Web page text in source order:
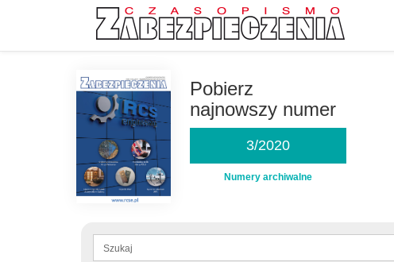
Pobierz
najnowszy numer
3/2020
Numery archiwalne
Formularz